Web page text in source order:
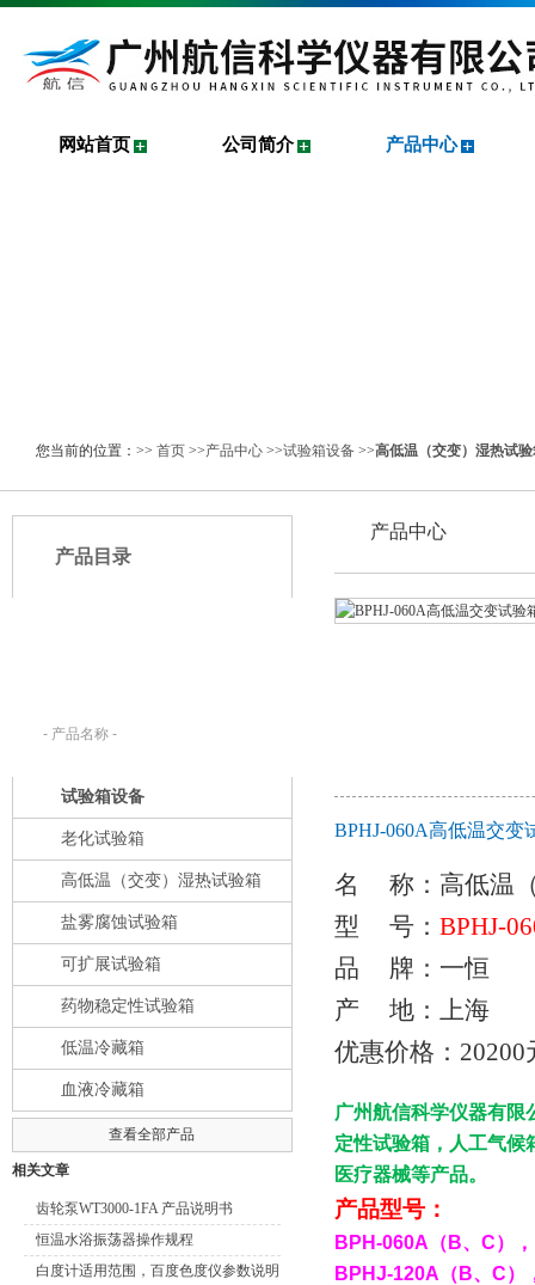
网站首页 公司简介 产品中心
您当前的位置：>> 首页 >>产品中心 >>试验箱设备 >>高低温（交变）湿热试
产品目录
试验箱设备
老化试验箱
高低温（交变）湿热试验箱
盐雾腐蚀试验箱
可扩展试验箱
药物稳定性试验箱
低温冷藏箱
血液冷藏箱
查看全部产品
相关文章
齿轮泵WT3000-1FA 产品说明书
恒温水浴振荡器操作规程
白度计适用范围，百度色度仪参数说明
产品中心
BPHJ-060A高低温交
名 称： 高低温
型 号： BPHJ-
品 牌：一恒
产 地：上海
优惠价格：20200
广州航信科学仪器有限
定性试验箱，人工气候
医疗器械等产品。
产品型号：
BPH-060A （ B、 C），
BPHJ-120A （ B、 C）